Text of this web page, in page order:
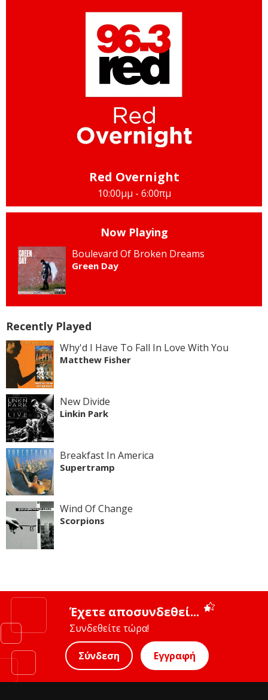
Red Overnight
10:00μμ - 6:00πμ
Now Playing
Boulevard Of Broken Dreams
Green Day
Recently Played
Why'd I Have To Fall In Love With You
Matthew Fisher
New Divide
Linkin Park
Breakfast In America
Supertramp
Wind Of Change
Scorpions
Έχετε αποσυνδεθεί...
Συνδεθείτε τώρα!
Σύνδεση Εγγραφή